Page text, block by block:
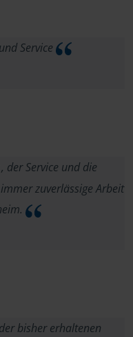
Service
der Service und die
zuverlässige Arbeit
bisher erhaltenen